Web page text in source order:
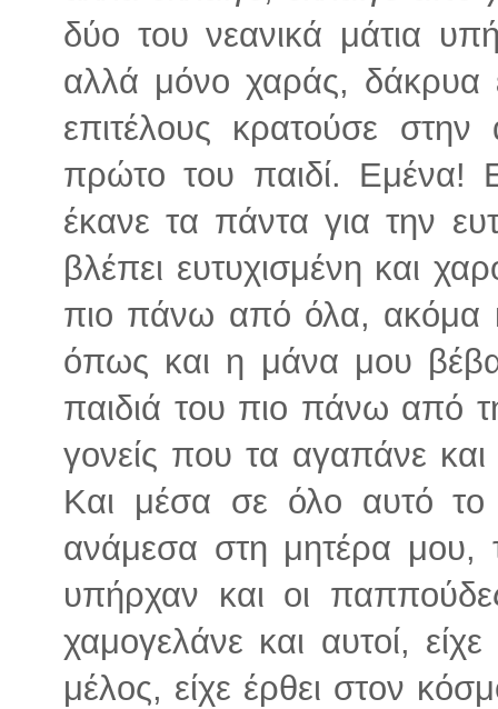
δύο του νεανικά μάτια
αλλά μόνο χαράς, δάκρυα
επιτέλους κρατούσε
πρώτο του παιδί. Εμένα!
έκανε τα πάντα για την
βλέπει ευτυχισμένη και
πιο πάνω από όλα, ακόμα
όπως και η μάνα μου
παιδιά του πιο πάνω από
γονείς που τα αγαπάνε
Και μέσα σε όλο αυτό το
ανάμεσα στη μητέρα μου,
υπήρχαν και οι
χαμογελάνε και αυτοί,
μέλος, είχε έρθει στον